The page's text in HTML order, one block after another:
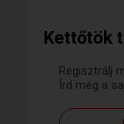
Kettőtök
Regisztrálj
Írd meg a